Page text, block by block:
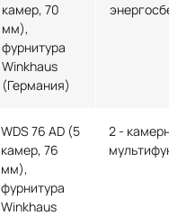
камер, 70
мм),
фурнитура
Winkhaus
(Германия)
WDS 76 AD (5
камер, 76
мм),
фурнитура
Winkhaus
2 -